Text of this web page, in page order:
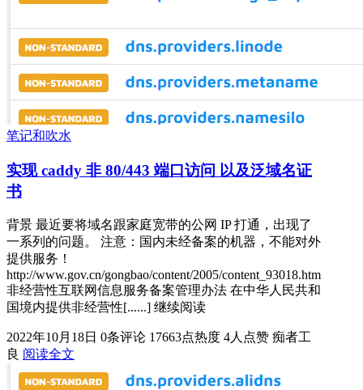
笔记和吹水
实现 caddy 非 80/443 端口访问 以及泛域名证
书
背景 最近要将域名跟家庭宽带的公网 IP 打通，出现了
一系列的问题。 注意：国内未经备案的机器，不能对外
提供服务！
http://www.gov.cn/gongbao/content/2005/content_93018.htm
非经营性互联网信息服务备案管理办法 在中华人民共和
国境内提供非经营性[......] 继续阅读
2022年10月18日 0条评论 17663点热度 4人点赞 痴者工
良 阅读全文